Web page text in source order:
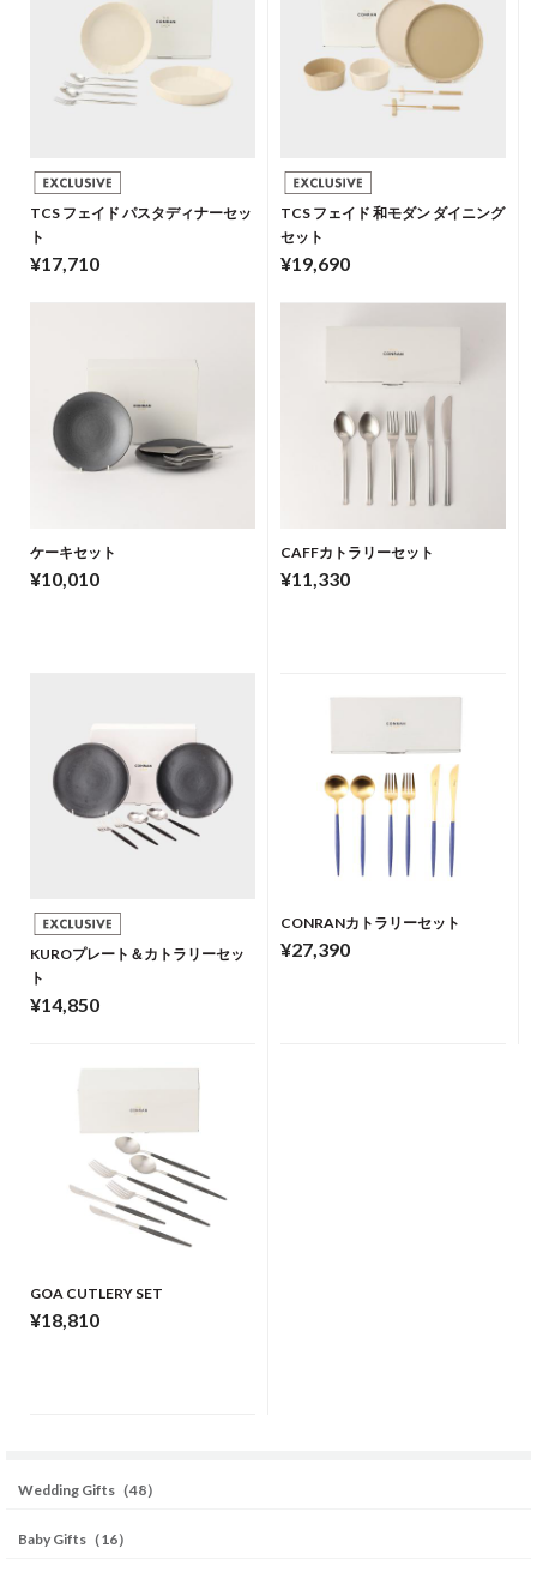
TCS フェイド パスタディナーセッ
ト
¥17,710
TCS フェイド 和モダン ダイニング
セット
¥19,690
ケーキセット
¥10,010
CAFFカトラリーセット
¥11,330
KUROプレート＆カトラリーセッ
ト
¥14,850
CONRANカトラリーセット
¥27,390
GOA CUTLERY SET
¥18,810
Wedding Gifts（48）
Baby Gifts（16）